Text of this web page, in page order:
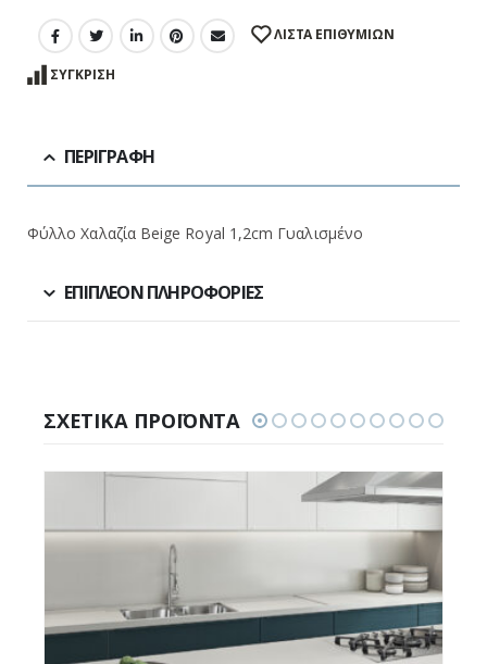
ΛΊΣΤΑ ΕΠΙΘΥΜΙΏΝ
ΣΎΓΚΡΙΣΗ
ΠΕΡΙΓΡΑΦΉ
Φύλλο Χαλαζία Beige Royal 1,2cm Γυαλισμένο
ΕΠΙΠΛΈΟΝ ΠΛΗΡΟΦΟΡΊΕΣ
ΣΧΕΤΙΚΆ ΠΡΟΪΌΝΤΑ